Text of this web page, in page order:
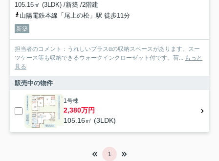
105.16㎡ (3LDK) /新築 /2階建
山陽電鉄本線「尾上の松」駅 徒歩11分
新築
担当者のコメント：うれしいプラスαの収納スペースがあります。スー
ツケース等も収納できるウォークインクローゼット付です。荷... もっと
見る
販売中の物件
1号棟
2,380万円
105.16㎡ (3LDK)
1